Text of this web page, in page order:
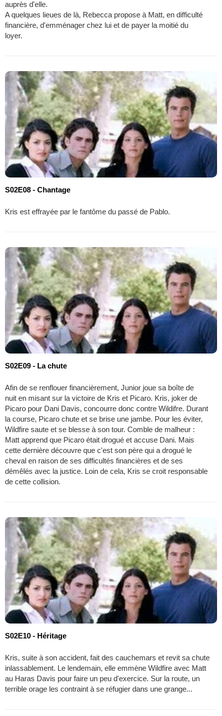
auprès d'elle.
A quelques lieues de là, Rebecca propose à Matt, en difficulté
financière, d'emménager chez lui et de payer la moitié du
loyer.
S02E08 - Chantage
Kris est effrayée par le fantôme du passé de Pablo.
S02E09 - La chute
Afin de se renflouer financièrement, Junior joue sa boîte de
nuit en misant sur la victoire de Kris et Picaro. Kris, joker de
Picaro pour Dani Davis, concourre donc contre Wildifre. Durant
la course, Picaro chute et se brise une jambe. Pour les éviter,
Wildfire saute et se blesse à son tour. Comble de malheur :
Matt apprend que Picaro était drogué et accuse Dani. Mais
cette dernière découvre que c'est son père qui a drogué le
cheval en raison de ses difficultés financières et de ses
démêlés avec la justice. Loin de cela, Kris se croit responsable
de cette collision.
S02E10 - Héritage
Kris, suite à son accident, fait des cauchemars et revit sa chute
inlassablement. Le lendemain, elle emmène Wildfire avec Matt
au Haras Davis pour faire un peu d'exercice. Sur la route, un
terrible orage les contraint à se réfugier dans une grange...